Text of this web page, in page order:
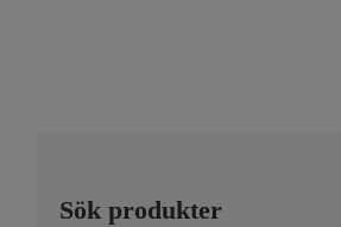
Sök produkter